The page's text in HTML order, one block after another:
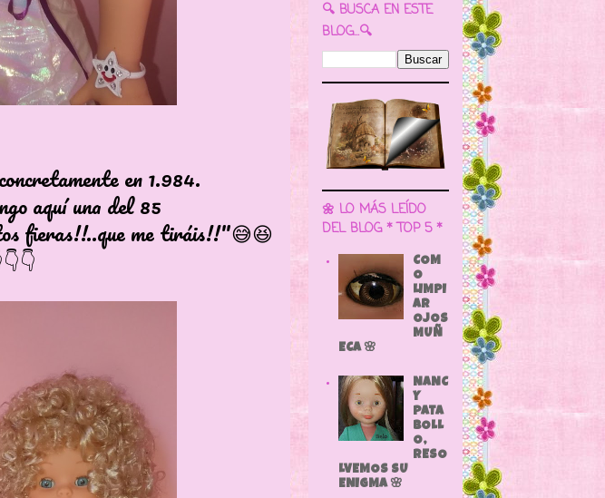
en 1.984.
del 85
me tiráis!!"😅😆
🔍 BUSCA EN ESTE
BLOG...🔍
🌼 LO MÁS LEÍDO
DEL BLOG * TOP 5 *
COM
O
LIMPI
AR
OJOS
MUÑ
ECA 🌸
NANC
Y
PATA
BOLL
O,
RESO
LVEMOS SU
ENIGMA 🌸